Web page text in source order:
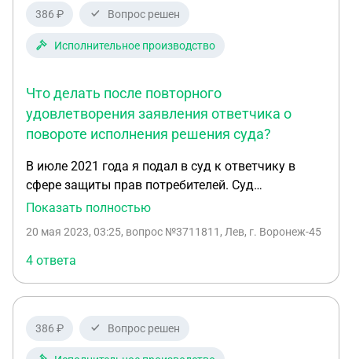
386 ₽ Вопрос решен
Исполнительное производство
Что делать после повторного
удовлетворения заявления ответчика о
повороте исполнения решения суда?
В июле 2021 года я подал в суд к ответчику в
сфере защиты прав потребителей. Суд
удовлетворил иск. Далее я получил
успешны перечислены. В сентябре 2021 года
ответчик подал апелляцию на заочное решение. В
ноябре 2021 года апелляция отменила решение
суда первой инстанции и определил отменить
удовлетворении иска. В декабре 2021 года я
подал апелляцию. В феврале 2022 года апелляция
Показать полностью
20 мая 2023, 03:25, вопрос №3711811, Лев, г. Воронеж-45
4 ответа
386 ₽ Вопрос решен